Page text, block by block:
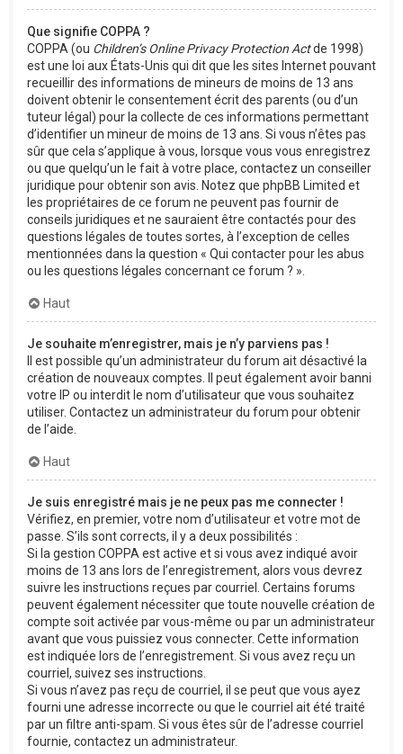
Que signifie COPPA ?
COPPA (ou Children’s Online Privacy Protection Actde 1998)
est une loi aux États-Unis qui dit que les sites Internet pouvant
recueillir des informations de mineurs de moins de 13 ans
doivent obtenir le consentement écrit des parents (ou d’un
tuteur légal) pour la collecte de ces informations permettant
d’identifier un mineur de moins de 13 ans. Si vous n’êtes pas
sûr que cela s’applique à vous, lorsque vous vous enregistrez
ou que quelqu’un le fait à votre place, contactez un conseiller
juridique pour obtenir son avis. Notez que phpBB Limited et
les propriétaires de ce forum ne peuvent pas fournir de
conseils juridiques et ne sauraient être contactés pour des
questions légales de toutes sortes, à l’exception de celles
mentionnées dans la question « Qui contacter pour les abus
ou les questions légales concernant ce forum ? ».
Haut
Je souhaite m’enregistrer, mais je n’y parviens pas !
Il est possible qu’un administrateur du forum ait désactivé la
création de nouveaux comptes. Il peut également avoir banni
votre IP ou interdit le nom d’utilisateur que vous souhaitez
utiliser. Contactez un administrateur du forum pour obtenir
de l’aide.
Haut
Je suis enregistré mais je ne peux pas me connecter !
Vérifiez, en premier, votre nom d’utilisateur et votre mot de
passe. S’ils sont corrects, il y a deux possibilités :
Si la gestion COPPA est active et si vous avez indiqué avoir
moins de 13 ans lors de l’enregistrement, alors vous devrez
suivre les instructions reçues par courriel. Certains forums
peuvent également nécessiter que toute nouvelle création de
compte soit activée par vous-même ou par un administrateur
avant que vous puissiez vous connecter. Cette information
est indiquée lors de l’enregistrement. Si vous avez reçu un
courriel, suivez ses instructions.
Si vous n’avez pas reçu de courriel, il se peut que vous ayez
fourni une adresse incorrecte ou que le courriel ait été traité
par un filtre anti-spam. Si vous êtes sûr de l’adresse courriel
fournie, contactez un administrateur.